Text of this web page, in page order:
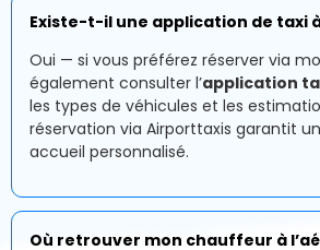
Existe-t-il une application de taxi
Oui — si vous préférez réserver via
également consulter l’application
les types de véhicules et les
réservation via Airporttaxis garantit
accueil personnalisé.
Où retrouver mon chauffeur à